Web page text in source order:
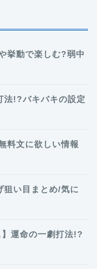
挙動で楽しむ?弱中
法!?バキバキの設定
料文に欲しい情報
狙い目まとめ/気に
運命の一劇打法!?